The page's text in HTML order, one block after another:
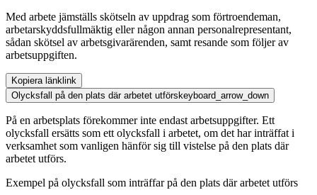
Med arbete jämställs skötseln av uppdrag som förtroendeman,
arbetarskyddsfullmäktig eller någon annan personalrepresentant,
sådan skötsel av arbetsgivarärenden, samt resande som följer av
arbetsuppgiften.
Kopiera länk link
Olycksfall på den plats där arbetet utförs keyboard_arrow_down
På en arbetsplats förekommer inte endast arbetsuppgifter. Ett
olycksfall ersätts som ett olycksfall i arbetet, om det har inträffat i
verksamhet som vanligen hänför sig till vistelse på den plats där
arbetet utförs.
Exempel på olycksfall som inträffar på den plats där arbetet utförs